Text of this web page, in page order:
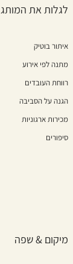
לגלות את המותג
איתור בוטיק
מתנה לפי אירוע
רווחת העובדים
הגנה על הסביבה
מכירות ארגוניות
סיפורים
מיקום & שפה